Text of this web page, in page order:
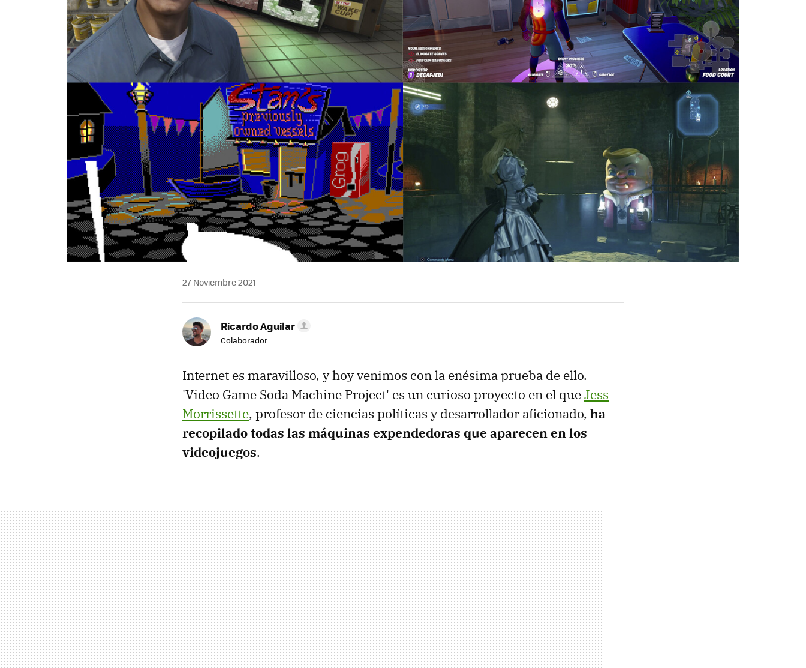
27 Noviembre 2021
Ricardo Aguilar
Colaborador
Internet es maravilloso, y hoy venimos con la enésima prueba de ello.
'Video Game Soda Machine Project' es un curioso proyecto en el queJess
Morrissette, profesor de ciencias políticas y desarrollador aficionado, ha
recopilado todas las máquinas expendedoras que aparecen en los
videojuegos.